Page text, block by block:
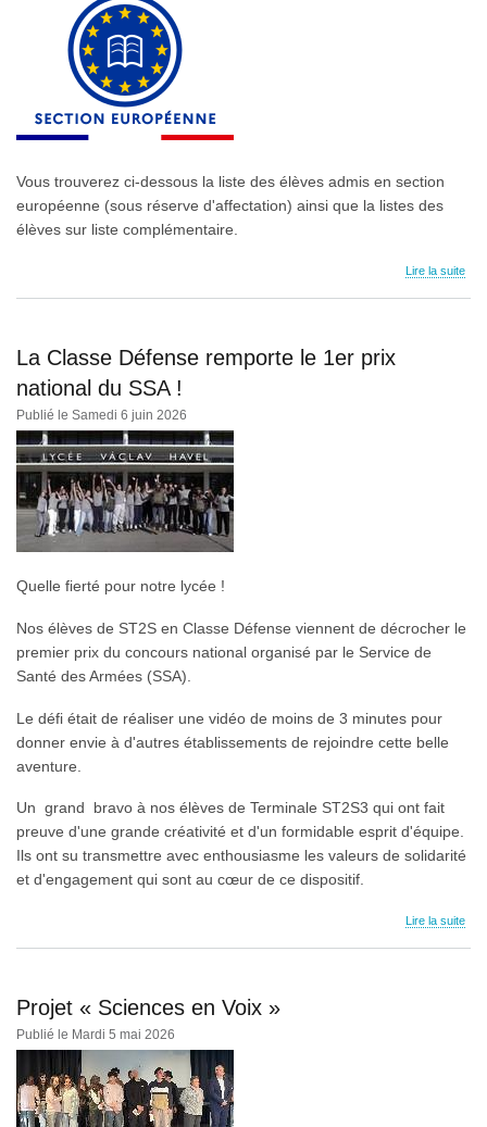
Vous trouverez ci-dessous la liste des élèves admis en section
européenne (sous réserve d'affectation) ainsi que la listes des
élèves sur liste complémentaire.
Lire la suite
La Classe Défense remporte le 1er prix
national du SSA !
Publié le Samedi 6 juin 2026
Quelle fierté pour notre lycée !
Nos élèves de ST2S en Classe Défense viennent de décrocher le
premier prix du concours national organisé par le Service de
Santé des Armées (SSA).
Le défi était de réaliser une vidéo de moins de 3 minutes pour
donner envie à d'autres établissements de rejoindre cette belle
aventure.
Un grand bravo à nos élèves de Terminale ST2S3 qui ont fait
preuve d'une grande créativité et d'un formidable esprit d'équipe.
Ils ont su transmettre avec enthousiasme les valeurs de solidarité
et d'engagement qui sont au cœur de ce dispositif.
Lire la suite
Projet « Sciences en Voix »
Publié le Mardi 5 mai 2026